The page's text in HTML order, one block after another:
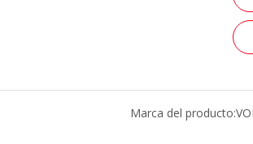
Marca del producto: